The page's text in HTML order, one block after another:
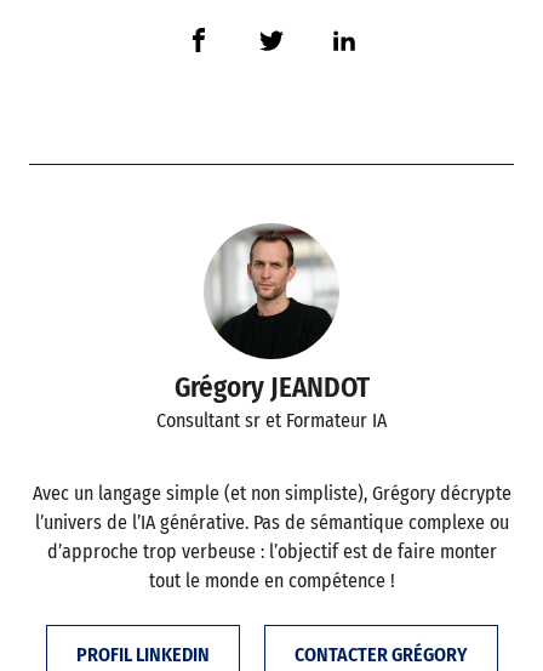
Grégory JEANDOT
Consultant sr et Formateur IA
Avec un langage simple (et non simpliste), Grégory décrypte
l’univers de l’IA générative. Pas de sémantique complexe ou
d’approche trop verbeuse : l’objectif est de faire monter
tout le monde en compétence !
PROFIL LINKEDIN CONTACTER GRÉGORY